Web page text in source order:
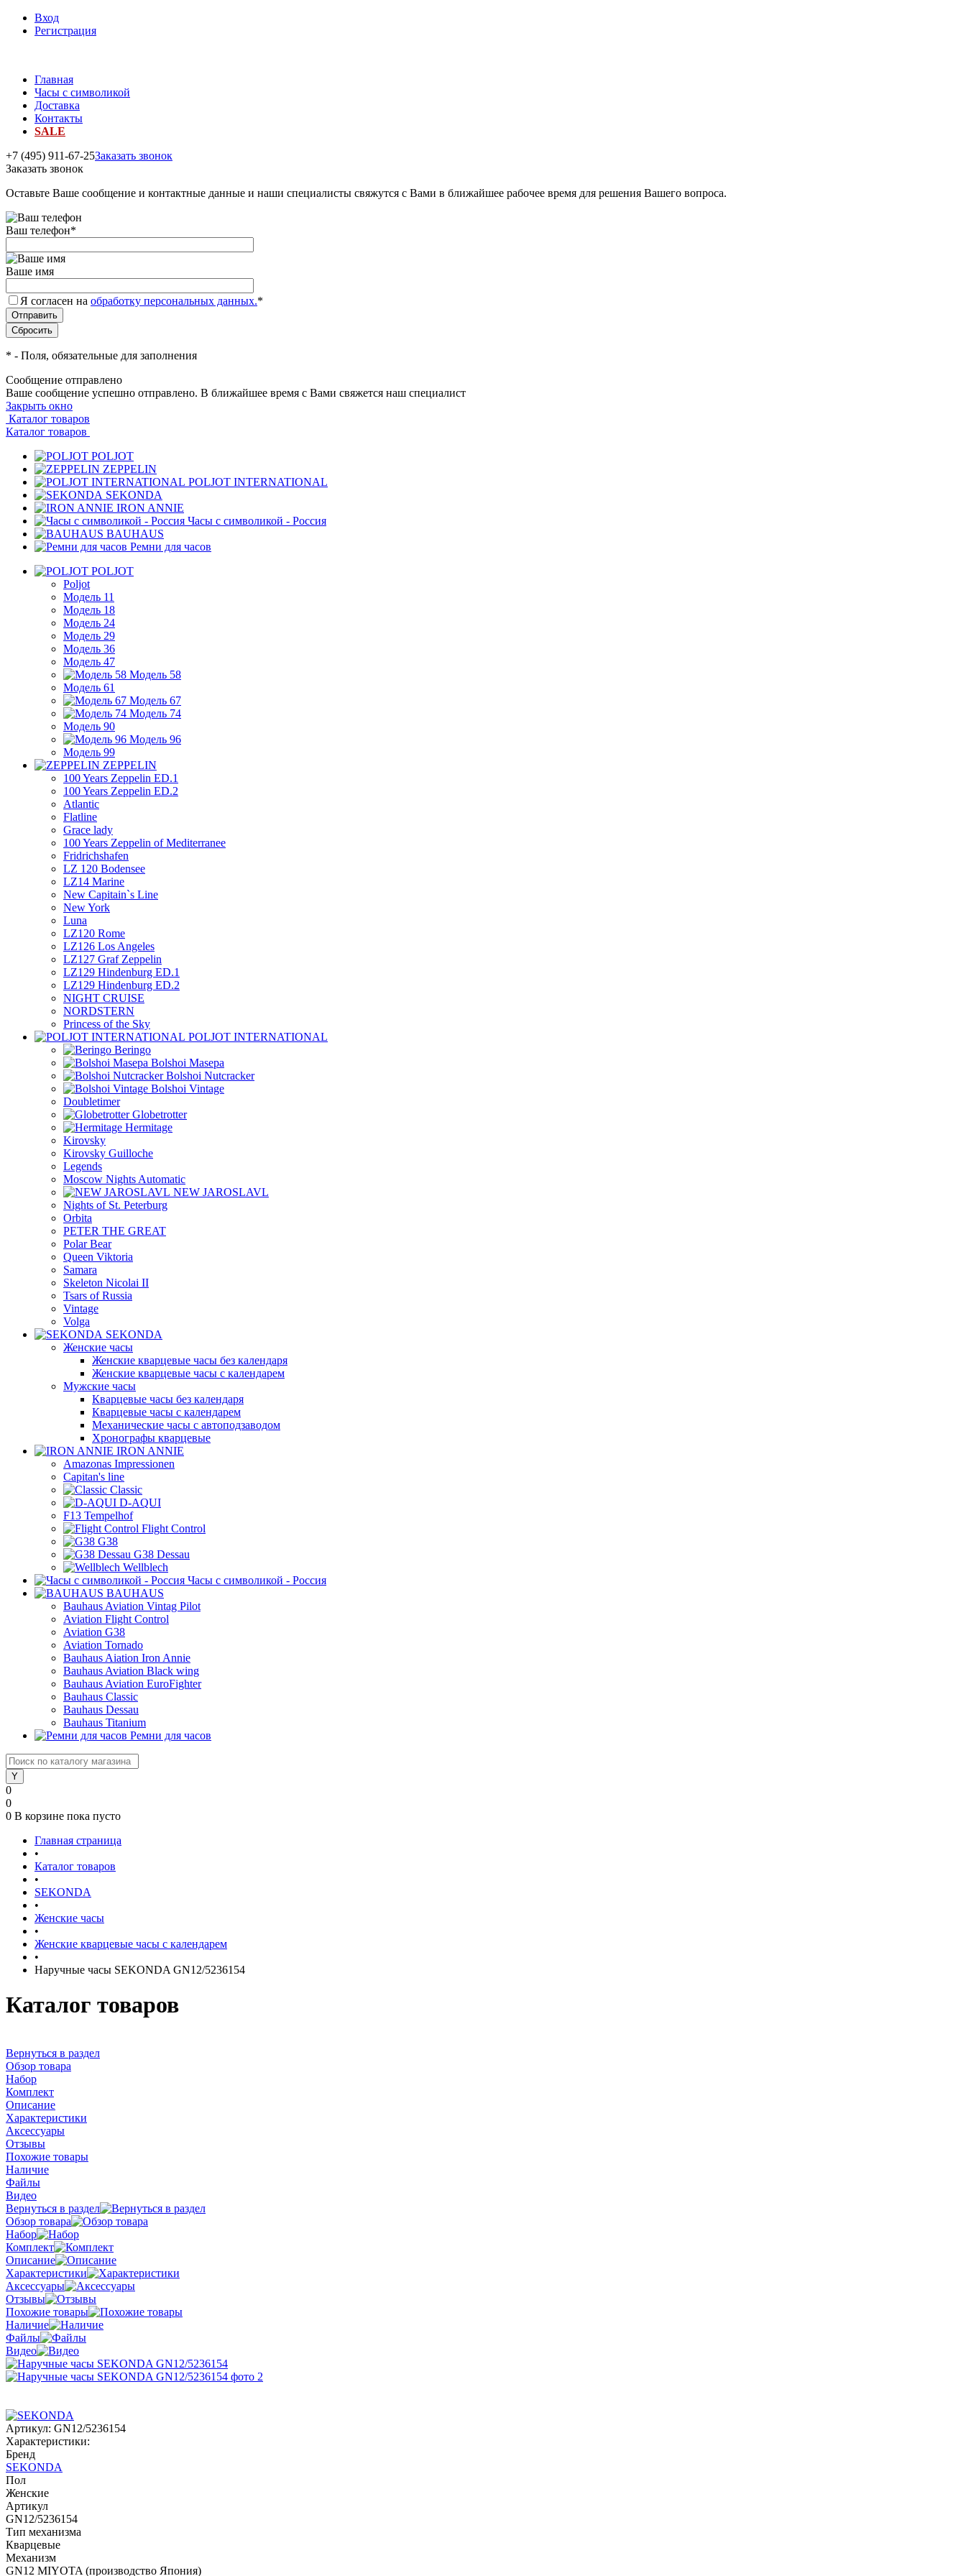
Вход
Регистрация
Главная
Часы с символикой
Доставка
Контакты
SALE
+7 (495) 911-67-25Заказать звонок
Заказать звонок
Оставьте Ваше сообщение и контактные данные и наши специалисты свяжутся с Вами в ближайшее рабочее время для решения Вашего вопроса.
Ваш телефон*
Ваше имя
Я согласен на обработку персональных данных.*
* - Поля, обязательные для заполнения
Сообщение отправлено
Ваше сообщение успешно отправлено. В ближайшее время с Вами свяжется наш специалист
Закрыть окно
Каталог товаров
Каталог товаров
POLJOT
ZEPPELIN
POLJOT INTERNATIONAL
SEKONDA
IRON ANNIE
Часы с символикой - Россия
BAUHAUS
Ремни для часов
POLJOT
Poljot
Модель 11
Модель 18
Модель 24
Модель 29
Модель 36
Модель 47
Модель 58
Модель 61
Модель 67
Модель 74
Модель 90
Модель 96
Модель 99
ZEPPELIN
100 Years Zeppelin ED.1
100 Years Zeppelin ED.2
Atlantic
Flatline
Grace lady
100 Years Zeppelin of Mediterranee
Fridrichshafen
LZ 120 Bodensee
LZ14 Marine
New Capitain`s Line
New York
Luna
LZ120 Rome
LZ126 Los Angeles
LZ127 Graf Zeppelin
LZ129 Hindenburg ED.1
LZ129 Hindenburg ED.2
NIGHT CRUISE
NORDSTERN
Princess of the Sky
POLJOT INTERNATIONAL
Beringo
Bolshoi Masepa
Bolshoi Nutcracker
Bolshoi Vintage
Doubletimer
Globetrotter
Hermitage
Kirovsky
Kirovsky Guilloche
Legends
Moscow Nights Automatic
NEW JAROSLAVL
Nights of St. Peterburg
Orbita
PETER THE GREAT
Polar Bear
Queen Viktoria
Samara
Skeleton Nicolai II
Tsars of Russia
Vintage
Volga
SEKONDA
Женские часы
Женские кварцевые часы без календаря
Женские кварцевые часы с календарем
Мужские часы
Кварцевые часы без календаря
Кварцевые часы с календарем
Механические часы с автоподзаводом
Хронографы кварцевые
IRON ANNIE
Amazonas Impressionen
Capitan's line
Classic
D-AQUI
F13 Tempelhof
Flight Control
G38
G38 Dessau
Wellblech
Часы с символикой - Россия
BAUHAUS
Bauhaus Aviation Vintag Pilot
Aviation Flight Control
Aviation G38
Aviation Tornado
Bauhaus Aiation Iron Annie
Bauhaus Aviation Black wing
Bauhaus Aviation EuroFighter
Bauhaus Classic
Bauhaus Dessau
Bauhaus Titanium
Ремни для часов
0
0
0 В корзине пока пусто
Главная страница
•
Каталог товаров
•
SEKONDA
•
Женские часы
•
Женские кварцевые часы с календарем
•
Наручные часы SEKONDA GN12/5236154
Каталог товаров
Вернуться в раздел
Обзор товара
Набор
Комплект
Описание
Характеристики
Аксессуары
Отзывы
Похожие товары
Наличие
Файлы
Видео
Вернуться в раздел
Обзор товара
Набор
Комплект
Описание
Характеристики
Аксессуары
Отзывы
Похожие товары
Наличие
Файлы
Видео
Артикул: GN12/5236154
Характеристики:
Бренд
SEKONDA
Пол
Женские
Артикул
GN12/5236154
Тип механизма
Кварцевые
Механизм
GN12 MIYOTA (производство Япония)